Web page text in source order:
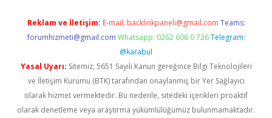
Reklam ve İletişim: E-mail: backlinkpaneli@gmail.com Teams:
forumhizmeti@gmail.com Whatsapp: 0262 606 0 726 Telegram:
@karabul
Yasal Uyarı: Sitemiz, 5651 Sayılı Kanun gereğince Bilgi Teknolojileri
ve İletişim Kurumu (BTK) tarafından onaylanmış bir Yer Sağlayıcı
olarak hizmet vermektedir. Bu nedenle, sitedeki içerikleri proaktif
olarak denetleme veya araştırma yükümlülüğümüz bulunmamaktadır.